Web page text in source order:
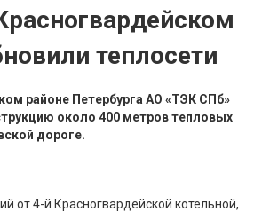
теплосети
районе Петербурга АО «ТЭК СПб»
около 400 метров тепловых
дороге.
от 4-й Красногвардейской котельной,